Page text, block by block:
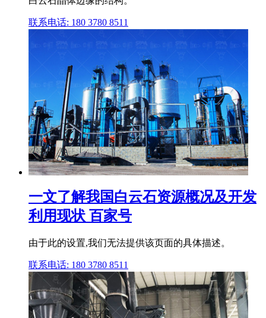
联系电话: 180 3780 8511
一文了解我国白云石资源概况及开发
利用现状 百家号
由于此的设置,我们无法提供该页面的具体描述。
联系电话: 180 3780 8511